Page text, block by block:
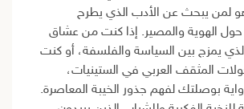
هو لمن يبحث عن الأدب الذي يطرح
الهوية والمصير. إذا كنت من عشاق
يمزج بين السياسة والفلسفة، أو كنت
المثقف العربي في الستينيات،
بوصلتك لفهم جذور الخيبة المعاصرة.